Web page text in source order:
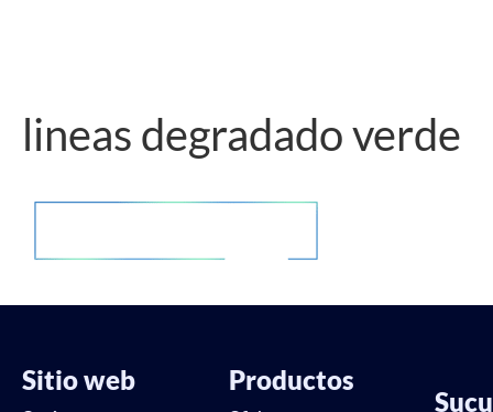
lineas degradado verde
Sitio web Productos